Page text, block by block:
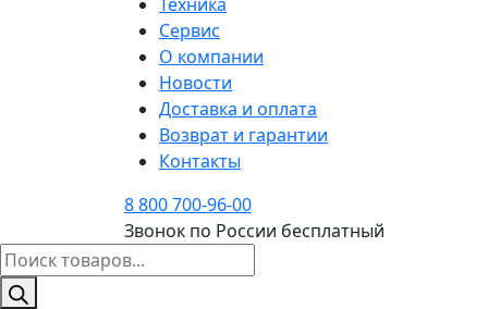
Техника
Сервис
О компании
Новости
Доставка и оплата
Возврат и гарантии
Контакты
8 800 700-96-00
Звонок по России бесплатный
Поиск
товаров